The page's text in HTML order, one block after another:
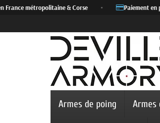
métropolitaine & Corse Paiement en
Armes de poing Armes